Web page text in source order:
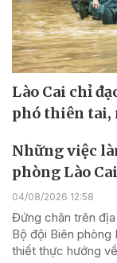
Lào Cai chỉ
phó thiên tai,
Những việc
phòng Lào
04/08/2026 12:58
Đứng chân trên
Bộ đội Biên phòng
thiết thực hướng